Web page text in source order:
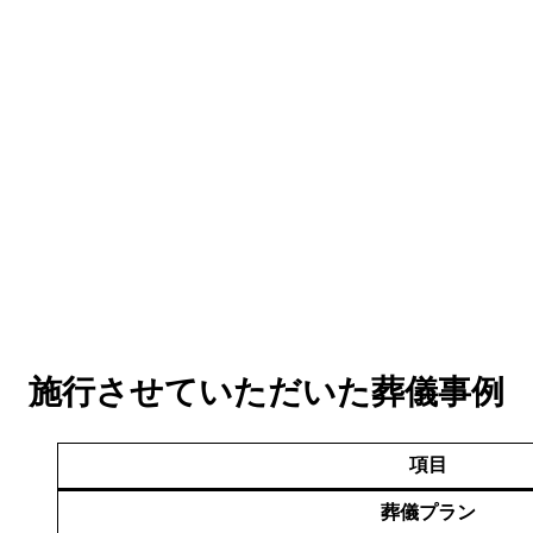
施行させていただいた葬儀事例
項目
葬儀プラン